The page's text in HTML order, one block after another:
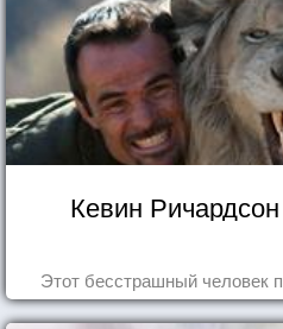
Кевин
Этот бесстрашный человек